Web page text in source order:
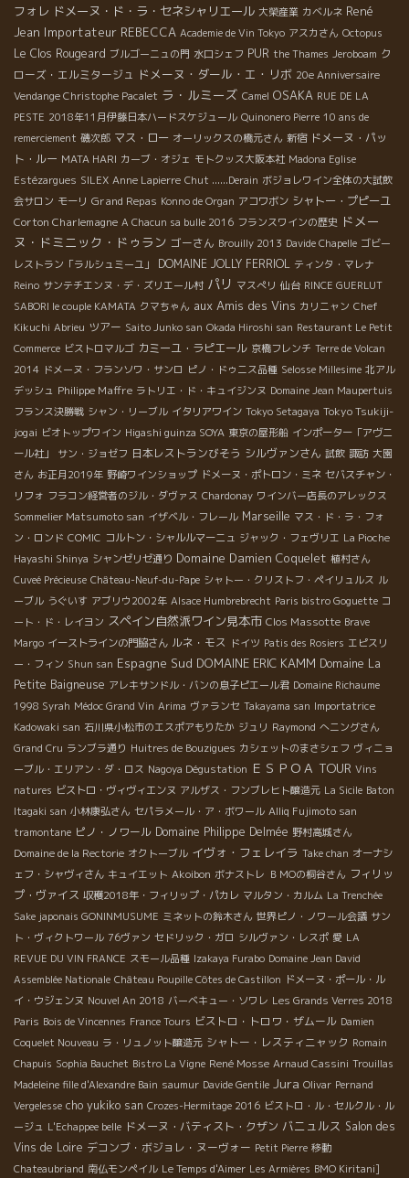
フォレ ドメーヌ・ド・ラ・セネシャリエール 大榮産業 カベルネ René
Jean Importateur REBECCA Academie de Vin Tokyo アスカさん Octopus
Le Clos Rougeard ブルゴーニュの門 水口シェフ PUR the Thames Jeroboam ク
ローズ・エルミタージュ ドメーヌ・ダール・エ・リボ 20e Anniversaire
Vendange Christophe Pacalet ラ・ルミーズ Camel OSAKA RUE DE LA
PESTE 2018年11月伊藤日本ハードスケジュール Quinonero Pierre 10 ans de
remerciement 磯次郎 マス・ロー オーリックスの橋元さん 新宿 ドメーヌ・パッ
ト・ルー MATA HARI カーブ・オジェ モトクッス大阪本社 Madona Eglise
Estézargues SILEX Anne Lapierre Chut ......Derain ボジョレワイン全体の大試飲
会サロン モーリ Grand Repas Konno de Organ アコワボン シャトー・プピーユ
Corton Charlemagne A Chacun sa bulle 2016 フランスワインの歴史 ドメー
ヌ・ドミニック・ドゥラン ゴーさん Brouilly 2013 Davide Chapelle ゴビー
レストラン「ラルシュミーユ」
DOMAINE JOLLY FERRIOL ティンタ・マレナ
Reino サンテチエンヌ・デ・ズリエール村 パリ マスぺリ 仙台 RINCE GUERLUT
SABORI le couple KAMATA クマちゃん aux Amis des Vins カリニャン Chef
Kikuchi Abrieu ツアー Saito Junko san Okada Hiroshi san Restaurant Le Petit
Commerce ビストロマルゴ カミーユ・ラピエール 京橋フレンチ Terre de Volcan
2014 ドメーヌ・フランソワ・サンロ ピノ・ドゥニス品種 Selosse Millesime 北アル
デッシュ Philippe Maffre ラトリエ・ド・キュイジンヌ Domaine Jean Maupertuis
フランス決勝戦 シャン・リーブル イタリアワイン Tokyo Setagaya Tokyo Tsukiji-
jogai ビオトップワイン Higashi guinza SOYA 東京の屋形船 インポーター「アヴニ
ール社」
サン・ジョゼフ 日本レストランびそう シルヴァンさん 試飲 諏訪 大園
さん お正月2019年 野崎ワインショップ ドメーヌ・ポトロン・ミネ セバスチャン・
リフォ フラコン経営者のジル・ダヴァス Chardonay ワインバー店長のアレックス
Sommelier Matsumoto san イザベル・フレール Marseille マス・ド・ラ・フォ
ン・ロンド COMIC コルトン・シャルルマーニュ ジャック・フェヴリエ La Pioche
Hayashi Shinya シャンゼリゼ通り Domaine Damien Coquelet 植村さん
Cuveé Précieuse Château-Neuf-du-Pape シャトー・クリストフ・ペイリュルス ル
ーブル うぐいす アブリウ2002年 Alsace Humbrebrecht Paris bistro Goguette コ
ート・ド・レイヨン スペイン自然派ワイン見本市 Clos Massotte Brave
Margo イーストラインの門脇さん ルネ・モス ドイツ Patis des Rosiers エピスリ
ー・フィン Shun san Espagne Sud DOMAINE ERIC KAMM Domaine La
Petite Baigneuse アレキサンドル・バンの息子ピエール君 Domaine Richaume
1998 Syrah Médoc Grand Vin Arima ヴァランセ Takayama san Importatrice
Kadowaki san 石川県小松市のエスポアもりたか ジュリ Raymond へニングさん
Grand Cru ランブラ通り Huitres de Bouzigues カシェットのまさシェフ ヴィニョ
ーブル・エリアン・ダ・ロス Nagoya Dégustation ＥＳＰＯＡ TOUR Vins
natures ビストロ・ヴィヴィエンヌ アルザス・フンブレヒト醸造元 La Sicile Baton
Itagaki san 小林康弘さん セパラメール・ア・ボワール Alliq Fujimoto san
tramontane ピノ・ノワール Domaine Philippe Delmée 野村高城さん
Domaine de la Rectorie オクトーブル イヴォ・フェレイラ Take chan オーナシ
ェフ・シャヴィさん キュイエット Akoibon ボナストレ ＢＭОの桐谷さん フィリッ
プ・ヴァイス 収穫2018年・フィリップ・パカレ マルタン・カルム La Trenchée
Sake japonais GONINMUSUME ミネットの鈴木さん 世界ピノ・ノワール会議 サン
ト・ヴィクトワール 76ヴァン セドリック・ガロ シルヴァン・レスポ 愛 LA
REVUE DU VIN FRANCE スモール品種 Izakaya Furabo Domaine Jean David
Assemblée Nationale Château Poupille Côtes de Castillon ドメーヌ・ポール・ル
イ・ウジェンヌ Nouvel An 2018 バーベキュー・ソワレ Les Grands Verres 2018
Paris Bois de Vincennes France Tours ビストロ・トロワ・ザムール Damien
Coquelet Nouveau ラ・リュノット醸造元 シャトー・レスティニャック Romain
Chapuis Sophia Bauchet Bistro La Vigne René Mosse Arnaud Cassini Trouillas
Madeleine fille d'Alexandre Bain saumur Davide Gentile Jura Olivar Pernand
Vergelesse cho yukiko san Crozes-Hermitage 2016 ビストロ・ル・セルクル・ル
ージュ L'Echappee belle ドメーヌ・バティスト・クザン バニュルス Salon des
Vins de Loire デコンブ・ボジョレ・ヌーヴォー Petit Pierre 移動
Chateaubriand 南仏モンペイル Le Temps d'Aimer Les Armières BMO Kiritani]